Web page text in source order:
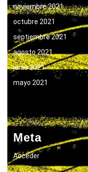
noviembre 2021
octubre 2021
septiembre 2021
agosto 2021
junio 2021
mayo 2021
Meta
Acceder